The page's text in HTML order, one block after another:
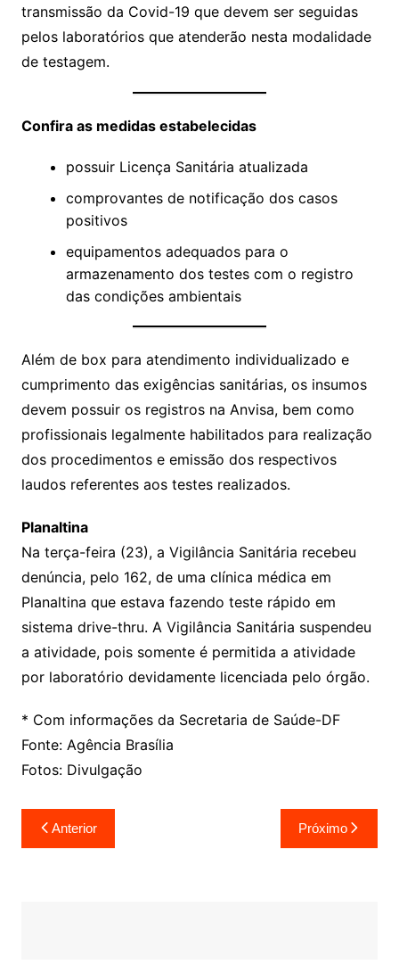
transmissão da Covid-19 que devem ser seguidas
pelos laboratórios que atenderão nesta modalidade
de testagem.
Confira as medidas estabelecidas
possuir Licença Sanitária atualizada
comprovantes de notificação dos casos
positivos
equipamentos adequados para o
armazenamento dos testes com o registro
das condições ambientais
Além de box para atendimento individualizado e
cumprimento das exigências sanitárias, os insumos
devem possuir os registros na Anvisa, bem como
profissionais legalmente habilitados para realização
dos procedimentos e emissão dos respectivos
laudos referentes aos testes realizados.
Planaltina
Na terça-feira (23), a Vigilância Sanitária recebeu
denúncia, pelo 162, de uma clínica médica em
Planaltina que estava fazendo teste rápido em
sistema drive-thru. A Vigilância Sanitária suspendeu
a atividade, pois somente é permitida a atividade
por laboratório devidamente licenciada pelo órgão.
* Com informações da Secretaria de Saúde-DF
Fonte: Agência Brasília
Fotos: Divulgação
Navegação
de
Anterior Próximo